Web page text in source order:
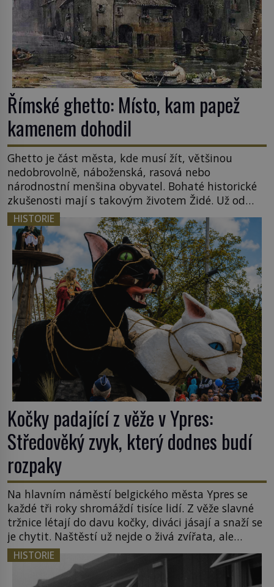
Římské ghetto: Místo, kam papež
kamenem dohodil
Ghetto je část města, kde musí žít, většinou
nedobrovolně, náboženská, rasová nebo
národnostní menšina obyvatel. Bohaté historické
zkušenosti mají s takovým životem Židé. Už od
středověku jsou totiž v každou chvíli nuceni v
nějakém žít. Mezi ty nejslavnější patří i římské
ghetto založené v roce 1555. Pokud jde o vztah
k Židům, nemá se Řím čím chlubit. […]
HISTORIE
Kočky padající z věže v Ypres:
Středověký zvyk, který dodnes budí
rozpaky
Na hlavním náměstí belgického města Ypres se
každé tři roky shromáždí tisíce lidí. Z věže slavné
tržnice létají do davu kočky, diváci jásají a snaží se
je chytit. Naštěstí už nejde o živá zvířata, ale
jenom o plyšové suvenýry. Kdysi to ale bylo jinak.
Tato veselá podívaná připomíná jeden z
nejpodivnějších a zároveň nejkrutějších zvyků […]
HISTORIE